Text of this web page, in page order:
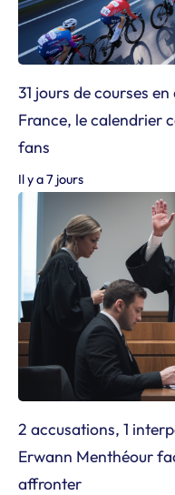
31 jours de courses
France, le calendrier
fans
Il y a 7 jours
2 accusations, 1
Erwann Menthéour
affronter